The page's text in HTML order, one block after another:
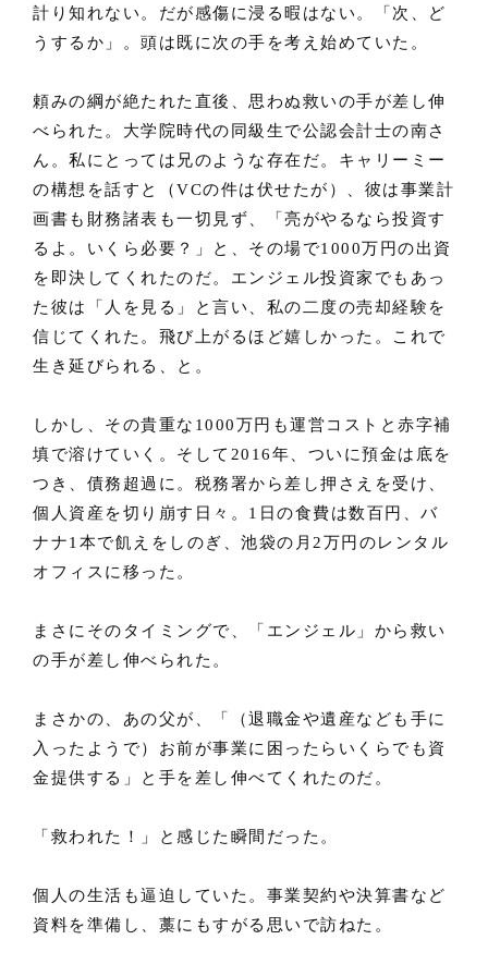
計り知れない。だが感傷に浸る暇はない。「次、ど
うするか」。頭は既に次の手を考え始めていた。
頼みの綱が絶たれた直後、思わぬ救いの手が差し伸
べられた。大学院時代の同級生で公認会計士の南さ
ん。私にとっては兄のような存在だ。キャリーミー
の構想を話すと（VCの件は伏せたが）、彼は事業計
画書も財務諸表も一切見ず、「亮がやるなら投資す
るよ。いくら必要？」と、その場で1000万円の出資
を即決してくれたのだ。エンジェル投資家でもあっ
た彼は「人を見る」と言い、私の二度の売却経験を
信じてくれた。飛び上がるほど嬉しかった。これで
生き延びられる、と。
しかし、その貴重な1000万円も運営コストと赤字補
填で溶けていく。そして2016年、ついに預金は底を
つき、債務超過に。税務署から差し押さえを受け、
個人資産を切り崩す日々。1日の食費は数百円、バ
ナナ1本で飢えをしのぎ、池袋の月2万円のレンタル
オフィスに移った。
まさにそのタイミングで、「エンジェル」から救い
の手が差し伸べられた。
まさかの、あの父が、「（退職金や遺産なども手に
入ったようで）お前が事業に困ったらいくらでも資
金提供する」と手を差し伸べてくれたのだ。
「救われた！」と感じた瞬間だった。
個人の生活も逼迫していた。事業契約や決算書など
資料を準備し、藁にもすがる思いで訪ねた。